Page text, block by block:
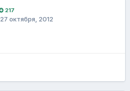
217
27 октября, 2012